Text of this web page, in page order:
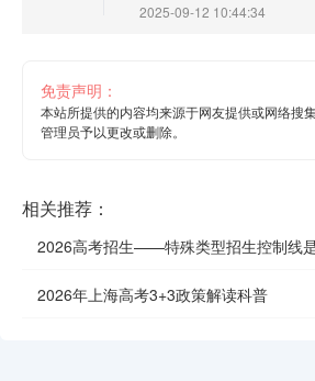
2025-09-12 10:44:34
免责声明：
本站所提供的内容均来源于网友提供或网络搜
管理员予以更改或删除。
相关推荐：
2026高考招生——特殊类型招生控制线
2026年上海高考3+3政策解读科普